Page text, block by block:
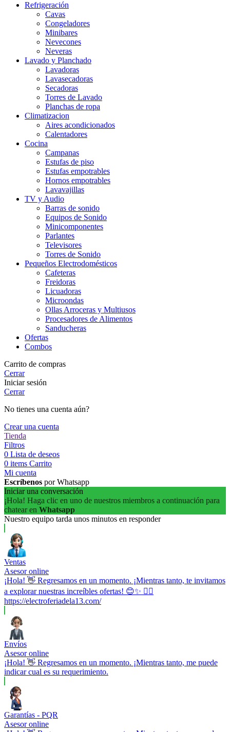
Refrigeración
Cavas
Congeladores
Minibares
Nevecones
Neveras
Lavado y Planchado
Lavadoras
Lavasecadoras
Secadoras
Torres de Lavado
Planchas de ropa
Climatizacion
Aires acondicionados
Calentadores
Cocina
Campanas
Estufas de piso
Estufas empotrables
Hornos empotrables
Lavavajillas
TV y Audio
Barras de sonido
Equipos de Sonido
Minicomponentes
Parlantes
Televisores
Torres de Sonido
Pequeños Electrodomésticos
Cafeteras
Freidoras
Licuadoras
Microondas
Ollas Arroceras y Multiusos
Procesadores de Alimentos
Sanducheras
Ofertas
Combos
Carrito de compras
Cerrar
Iniciar sesión
Cerrar
No tienes una cuenta aún?
Crear una cuenta
Tienda
Filtros
0 Lista de deseos
0 items Carrito
Mi cuenta
Escríbenos por Whatsapp
Iniciar una conversación
¡Hola! Haga clic en uno de nuestros miembros a continuación para
chatear en Whatsapp
Nuestro equipo tarda unos minutos en responder
Ventas
Asesor online
¡Hola! 👋 Regresamos en un momento. ¡Mientras tanto, te invitamos
a explorar nuestras increíbles ofertas! 😊✨ 👉🏼
https://electroferiadela13.com/
Envíos
Asesor online
¡Hola! 👋 Regresamos en un momento. ¡Mientras tanto, me puede
indicar cual es su requerimiento.
Garantías - PQR
Asesor online